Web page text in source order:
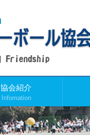
協会紹介
Infomation